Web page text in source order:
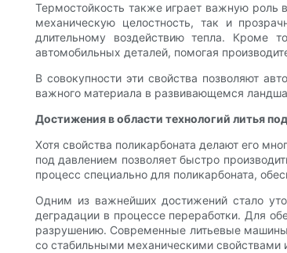
Термостойкость также играет важную роль
механическую целостность, так и
длительному воздействию тепла. Кроме
автомобильных деталей, помогая
В совокупности эти свойства позволяют
важного материала в развивающемся
Достижения в области технологий литья
Хотя свойства поликарбоната делают его
под давлением позволяет быстро
процесс специально для поликарбоната,
Одним из важнейших достижений стало
деградации в процессе переработки. Для
разрушению. Современные литьевые
со стабильными механическими свойствами